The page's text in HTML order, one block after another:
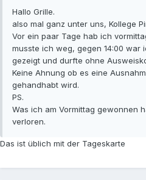
Hallo Grille.
also mal ganz unter uns, Kollege
Vor ein paar Tage hab ich
musste ich weg, gegen 14:00 war
gezeigt und durfte ohne
Keine Ahnung ob es eine
gehandhabt wird.
PS.
Was ich am Vormittag gewonnen
verloren.
Das ist üblich mit der Tageskarte